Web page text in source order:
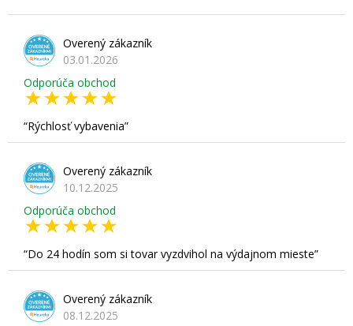
Overený zákazník
03.01.2026
Odporúča obchod
Rýchlosť vybavenia
Overený zákazník
10.12.2025
Odporúča obchod
Do 24 hodín som si tovar vyzdvihol na výdajnom mieste
Overený zákazník
08.12.2025